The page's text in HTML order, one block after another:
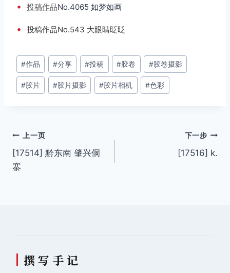
• 投稿作品No.4065 如梦如画
• 投稿作品No.543 大眼睛眨眨
文
章
标
#作品 #分享 #投稿 #胶卷 #胶卷摄影
#胶片 #胶片摄影 #胶片相机 #色彩
文
章
上一页
[17514] 黔东南 肇兴侗
寨
下一步
[17516] k.
撰 写 手 记